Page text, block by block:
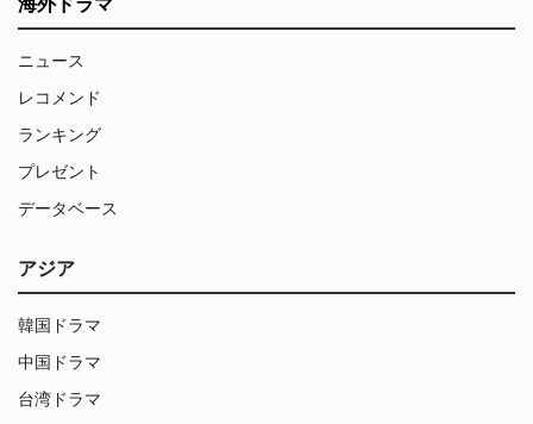
ニュース
レコメンド
ランキング
プレゼント
データベース
アジア
韓国ドラマ
中国ドラマ
台湾ドラマ